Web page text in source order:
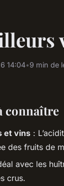
14:04•9 min de
connaître
et vins :
des fruits de
avec les
crus.